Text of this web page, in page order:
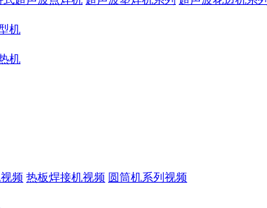
机
机
频 热板焊接机视频 圆筒机系列视频